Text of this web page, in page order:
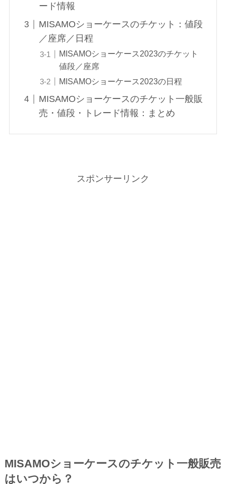
ード情報
MISAMOショーケースのチケット：値段
／座席／日程
MISAMOショーケース2023のチケット
値段／座席
MISAMOショーケース2023の日程
MISAMOショーケースのチケット一般販
売・値段・トレード情報：まとめ
スポンサーリンク
MISAMOショーケースのチケット一般販売
はいつから？